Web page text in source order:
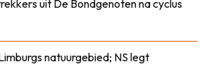
uit De Bondgenoten na cyclus
natuurgebied; NS legt